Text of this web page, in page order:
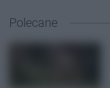
Polecane